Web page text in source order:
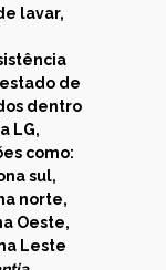
lavar,
de
dentro
LG,
como:
sul,
norte,
Oeste,
Leste